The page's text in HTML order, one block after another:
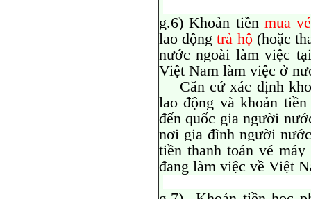
g.6) Khoản tiền mua
lao độngtrả hộ (hoặc
nước ngoài làm việc
Việt Nam làm việc ở
Căn cứ xác định
lao động và khoản
đến quốc gia người
nơi gia đình người
tiền thanh toán vé
đang làm việc về Việt